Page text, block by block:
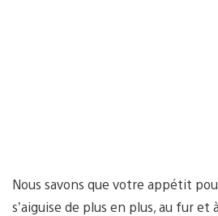
Nous savons que votre appétit
s’aiguise de plus en plus, au fur et